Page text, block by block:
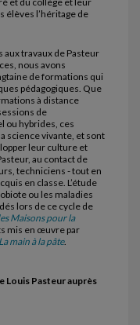
élèves l’héritage de
aux travaux de Pasteur
nous avons
de formations qui
pédagogiques. Que
à distance
de
ou hybrides, ces
science vivante, et sont
leur culture et
au contact de
techniciens - tout en
en classe. L’étude
ou les maladies
lors de ce cycle de
Maisons pour la
mis en œuvre par
La main à la pâte.
Louis Pasteur auprès